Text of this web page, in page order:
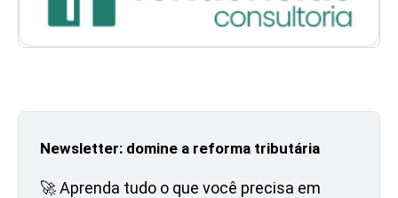
Newsletter: domine a reforma tributária
🚀 Aprenda tudo o que você precisa em